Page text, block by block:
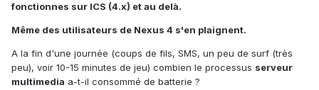
fonctionnes sur ICS (4.x) et au delà.
Même des utilisateurs de Nexus 4 s'en plaignent.
A la fin d'une journée (coups de fils, SMS, un peu de surf (très
peu), voir 10-15 minutes de jeu) combien le processus serveur
multimedia a-t-il consommé de batterie ?